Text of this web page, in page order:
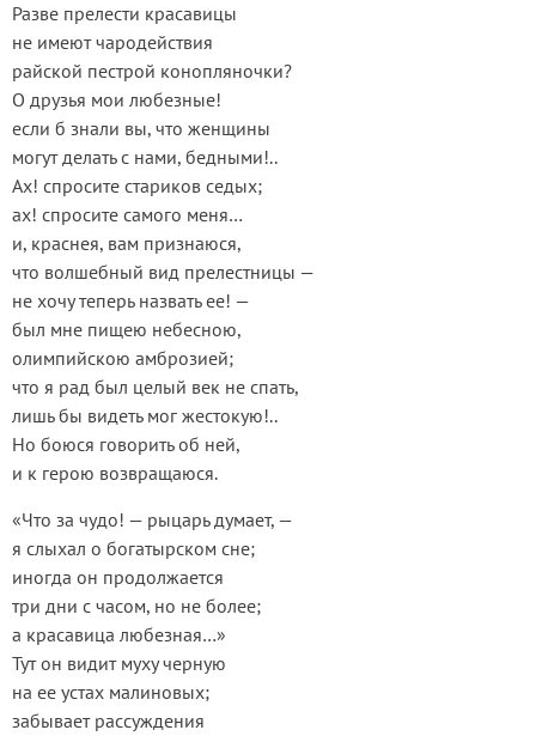
Разве прелести красавицы
не имеют чародействия
райской пестрой конопляночки?
О друзья мои любезные!
если б знали вы, что женщины
могут делать с нами, бедными!..
Ах! спросите стариков седых;
ах! спросите самого меня…
и, краснея, вам признаюся,
что волшебный вид прелестницы —
не хочу теперь назвать ее! —
был мне пищею небесною,
олимпийскою амброзией;
что я рад был целый век не спать,
лишь бы видеть мог жестокую!..
Но боюся говорить об ней,
и к герою возвращаюся.
«Что за чудо! — рыцарь думает, —
я слыхал о богатырском сне;
иногда он продолжается
три дни с часом, но не более;
а красавица любезная…»
Тут он видит муху черную
на ее устах малиновых;
забывает рассуждения